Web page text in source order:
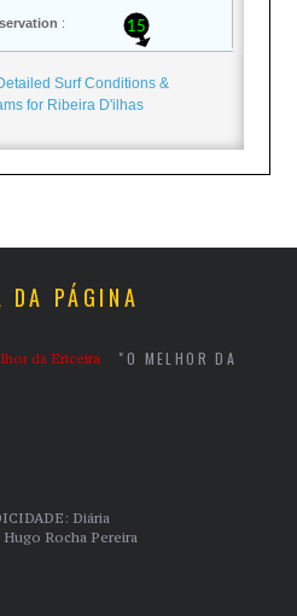
Surf Conditions &
for Ribeira D'ilhas
DA PÁGINA
"O MELHOR DA
Diária
Rocha Pereira